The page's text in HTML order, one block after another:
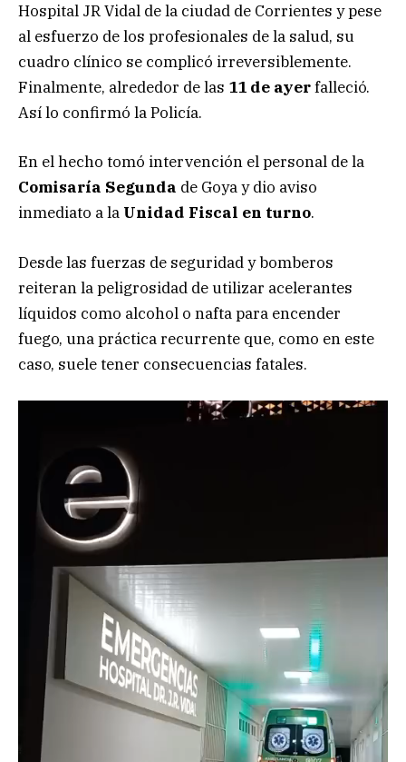
Hospital JR Vidal de la ciudad de Corrientes y pese
al esfuerzo de los profesionales de la salud, su
cuadro clínico se complicó irreversiblemente.
Finalmente, alrededor de las 11 de ayerfalleció.
Así lo confirmó la Policía.
En el hecho tomó intervención el personal de la
Comisaría Segunda de Goya y dio aviso
inmediato a la Unidad Fiscal en turno.
Desde las fuerzas de seguridad y bomberos
reiteran la peligrosidad de utilizar acelerantes
líquidos como alcohol o nafta para encender
fuego, una práctica recurrente que, como en este
caso, suele tener consecuencias fatales.